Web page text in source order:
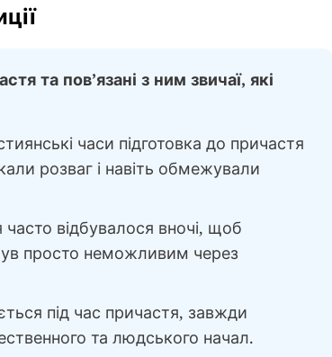
та пов’язані з ним звичаї, які
часи підготовка до причастя
розваг і навіть обмежували
відбувалося вночі, щоб
просто неможливим через
під час причастя, завжди
та людського начал.